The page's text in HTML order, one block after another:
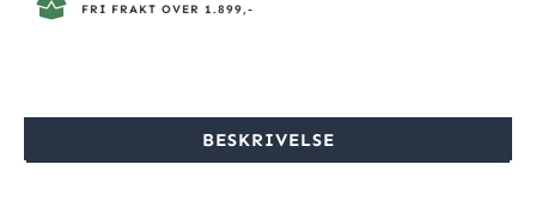
FRI FRAKT OVER 1.899,-
BESKRIVELSE